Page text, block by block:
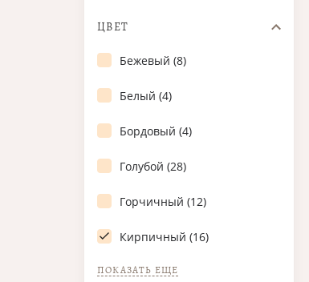
ЦВЕТ
Бежевый (8)
Белый (4)
Бордовый (4)
Голубой (28)
Горчичный (12)
Кирпичный (16)
ПОКАЗАТЬ ЕЩЕ